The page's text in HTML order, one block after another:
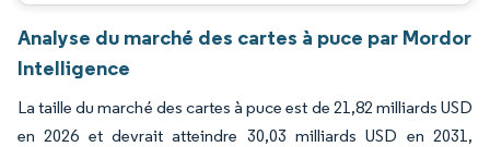
Analyse du marché des cartes à puce par Mordor
Intelligence
La taille du marché des cartes à puce est de 21,82 milliards USD
en 2026 et devrait atteindre 30,03 milliards USD en 2031,